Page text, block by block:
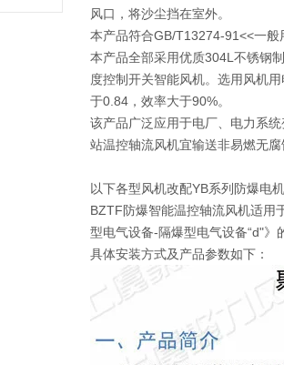
风口，将沙尘挡在室外。
本产品符合GB/T13274-91<<一般
本产品全部采用优质304L不锈钢
度控制开关智能风机。选用风机
于0.84，效率大于90%。
该产品广泛应用于电厂、电力系
站温控轴流风机宜输送非易燃无
以下各型风机改配YB系列防爆电
BZTF防爆智能温控轴流风机适用
型电气设备-隔爆型电气设备“d"》
具体安装方式及产品参数如下：